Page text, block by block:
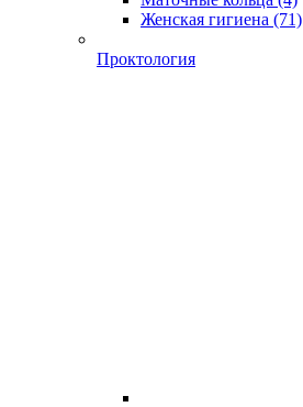
Женская гигиена (71)
Проктология